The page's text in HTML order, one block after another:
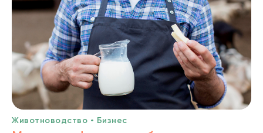
Животноводство • Бизнес